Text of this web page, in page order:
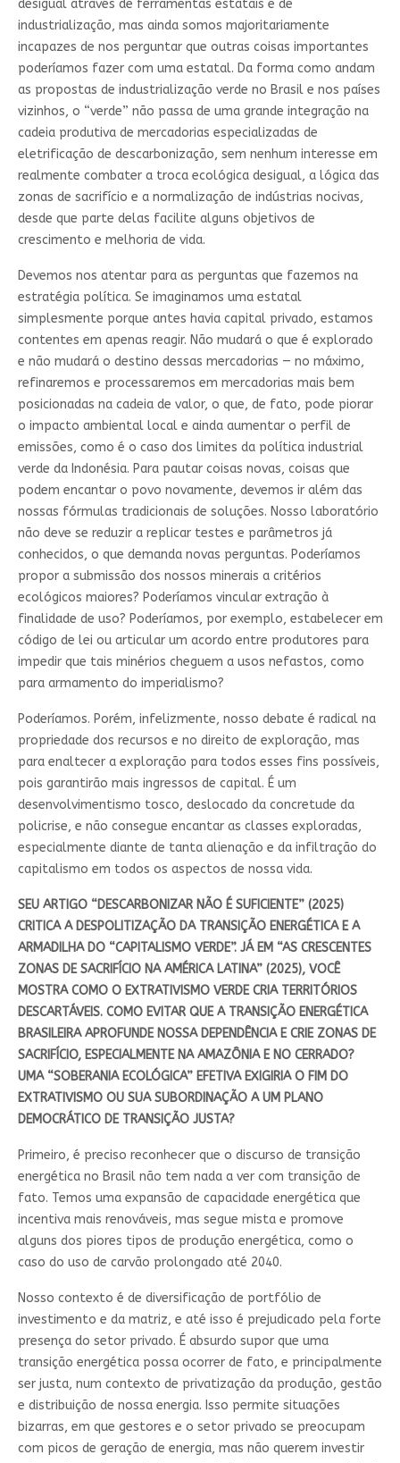
desigual através de ferramentas estatais e de
industrialização, mas ainda somos majoritariamente
incapazes de nos perguntar que outras coisas importantes
poderíamos fazer com uma estatal. Da forma como andam
as propostas de industrialização verde no Brasil e nos países
vizinhos, o “verde” não passa de uma grande integração na
cadeia produtiva de mercadorias especializadas de
eletrificação de descarbonização, sem nenhum interesse em
realmente combater a troca ecológica desigual, a lógica das
zonas de sacrifício e a normalização de indústrias nocivas,
desde que parte delas facilite alguns objetivos de
crescimento e melhoria de vida.
Devemos nos atentar para as perguntas que fazemos na
estratégia política. Se imaginamos uma estatal
simplesmente porque antes havia capital privado, estamos
contentes em apenas reagir. Não mudará o que é explorado
e não mudará o destino dessas mercadorias — no máximo,
refinaremos e processaremos em mercadorias mais bem
posicionadas na cadeia de valor, o que, de fato, pode piorar
o impacto ambiental local e ainda aumentar o perfil de
emissões, como é o caso dos limites da política industrial
verde da Indonésia. Para pautar coisas novas, coisas que
podem encantar o povo novamente, devemos ir além das
nossas fórmulas tradicionais de soluções. Nosso laboratório
não deve se reduzir a replicar testes e parâmetros já
conhecidos, o que demanda novas perguntas. Poderíamos
propor a submissão dos nossos minerais a critérios
ecológicos maiores? Poderíamos vincular extração à
finalidade de uso? Poderíamos, por exemplo, estabelecer em
código de lei ou articular um acordo entre produtores para
impedir que tais minérios cheguem a usos nefastos, como
para armamento do imperialismo?
Poderíamos. Porém, infelizmente, nosso debate é radical na
propriedade dos recursos e no direito de exploração, mas
para enaltecer a exploração para todos esses fins possíveis,
pois garantirão mais ingressos de capital. É um
desenvolvimentismo tosco, deslocado da concretude da
policrise, e não consegue encantar as classes exploradas,
especialmente diante de tanta alienação e da infiltração do
capitalismo em todos os aspectos de nossa vida.
SEU ARTIGO “DESCARBONIZAR NÃO É SUFICIENTE” (2025)
CRITICA A DESPOLITIZAÇÃO DA TRANSIÇÃO ENERGÉTICA E A
ARMADILHA DO “CAPITALISMO VERDE”. JÁ EM “AS CRESCENTES
ZONAS DE SACRIFÍCIO NA AMÉRICA LATINA” (2025), VOCÊ
MOSTRA COMO O EXTRATIVISMO VERDE CRIA TERRITÓRIOS
DESCARTÁVEIS. COMO EVITAR QUE A TRANSIÇÃO ENERGÉTICA
BRASILEIRA APROFUNDE NOSSA DEPENDÊNCIA E CRIE ZONAS DE
SACRIFÍCIO, ESPECIALMENTE NA AMAZÔNIA E NO CERRADO?
UMA “SOBERANIA ECOLÓGICA” EFETIVA EXIGIRIA O FIM DO
EXTRATIVISMO OU SUA SUBORDINAÇÃO A UM PLANO
DEMOCRÁTICO DE TRANSIÇÃO JUSTA?
Primeiro, é preciso reconhecer que o discurso de transição
energética no Brasil não tem nada a ver com transição de
fato. Temos uma expansão de capacidade energética que
incentiva mais renováveis, mas segue mista e promove
alguns dos piores tipos de produção energética, como o
caso do uso de carvão prolongado até 2040.
Nosso contexto é de diversificação de portfólio de
investimento e da matriz, e até isso é prejudicado pela forte
presença do setor privado. É absurdo supor que uma
transição energética possa ocorrer de fato, e principalmente
ser justa, num contexto de privatização da produção, gestão
e distribuição de nossa energia. Isso permite situações
bizarras, em que gestores e o setor privado se preocupam
com picos de geração de energia, mas não querem investir